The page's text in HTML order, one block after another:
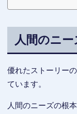
人間のニ
優れたストーリー
ています。
人間のニーズの根